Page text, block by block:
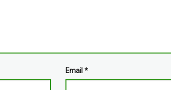
Email *